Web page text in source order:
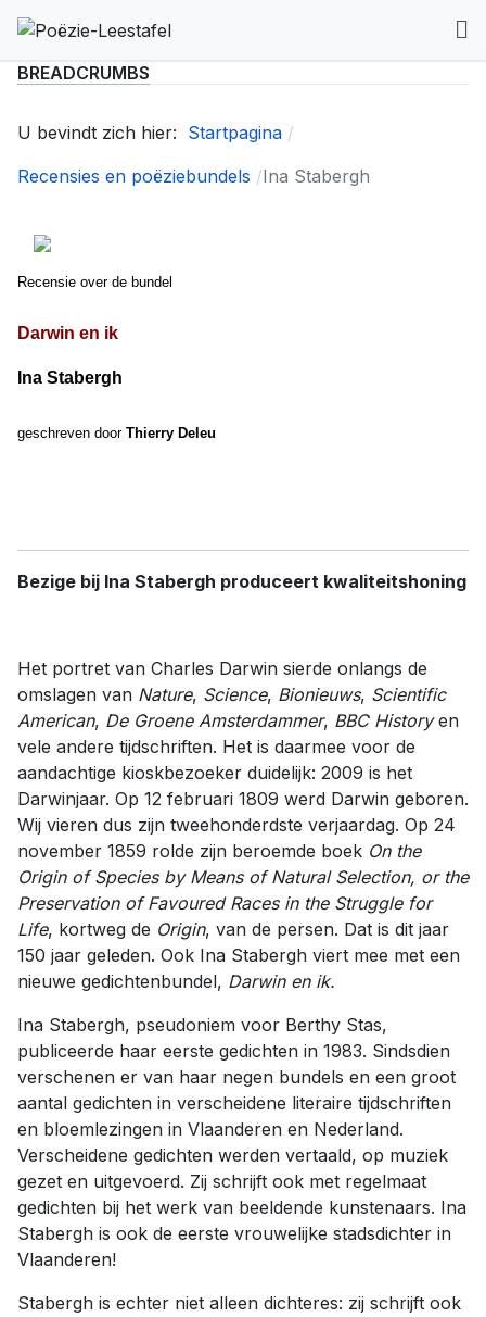
BREADCRUMBS
U bevindt zich hier: Startpagina
Recensies en poëziebundels
Ina Stabergh
Recensie over de bundel
Darwin en ik
Ina Stabergh
geschreven doorThierry Deleu
Bezige bij Ina Stabergh produceert kwaliteitshoning
Het portret van Charles Darwin sierde onlangs de
omslagen van Nature, Science, Bionieuws, Scientific
American, De Groene Amsterdammer, BBC Historyen
vele andere tijdschriften. Het is daarmee voor de
aandachtige kioskbezoeker duidelijk: 2009 is het
Darwinjaar. Op 12 februari 1809 werd Darwin geboren.
Wij vieren dus zijn tweehonderdste verjaardag. Op 24
november 1859 rolde zijn beroemde boek On the
Origin of Species by Means of Natural Selection, or the
Preservation of Favoured Races in the Struggle for
Life, kortweg de Origin, van de persen. Dat is dit jaar
150 jaar geleden. Ook Ina Stabergh viert mee met een
nieuwe gedichtenbundel, Darwin en ik.
Ina Stabergh, pseudoniem voor Berthy Stas,
publiceerde haar eerste gedichten in 1983. Sindsdien
verschenen er van haar negen bundels en een groot
aantal gedichten in verscheidene literaire tijdschriften
en bloemlezingen in Vlaanderen en Nederland.
Verscheidene gedichten werden vertaald, op muziek
gezet en uitgevoerd. Zij schrijft ook met regelmaat
gedichten bij het werk van beeldende kunstenaars. Ina
Stabergh is ook de eerste vrouwelijke stadsdichter in
Vlaanderen!
Stabergh is echter niet alleen dichteres: zij schrijft ook